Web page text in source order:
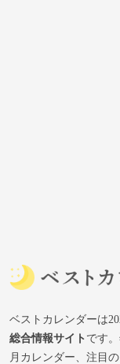
ベストカレンダーは
総合情報サイトです
月カレンダー、注目